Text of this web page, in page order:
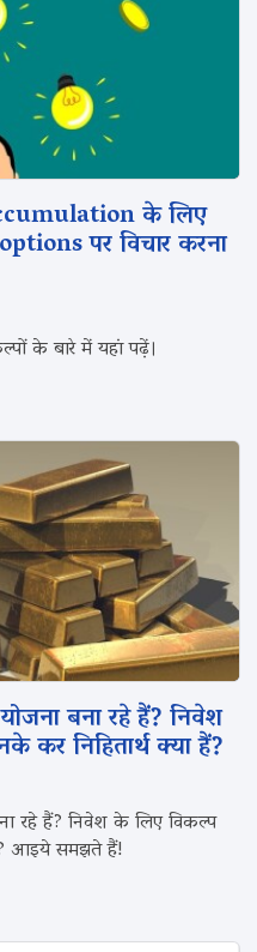
के लिए
पर विचार करना
के बारे में यहां पढ़ें।
बना रहे हैं? निवेश
निहितार्थ क्या हैं?
रहे हैं? निवेश के लिए विकल्प
आइये समझते हैं!